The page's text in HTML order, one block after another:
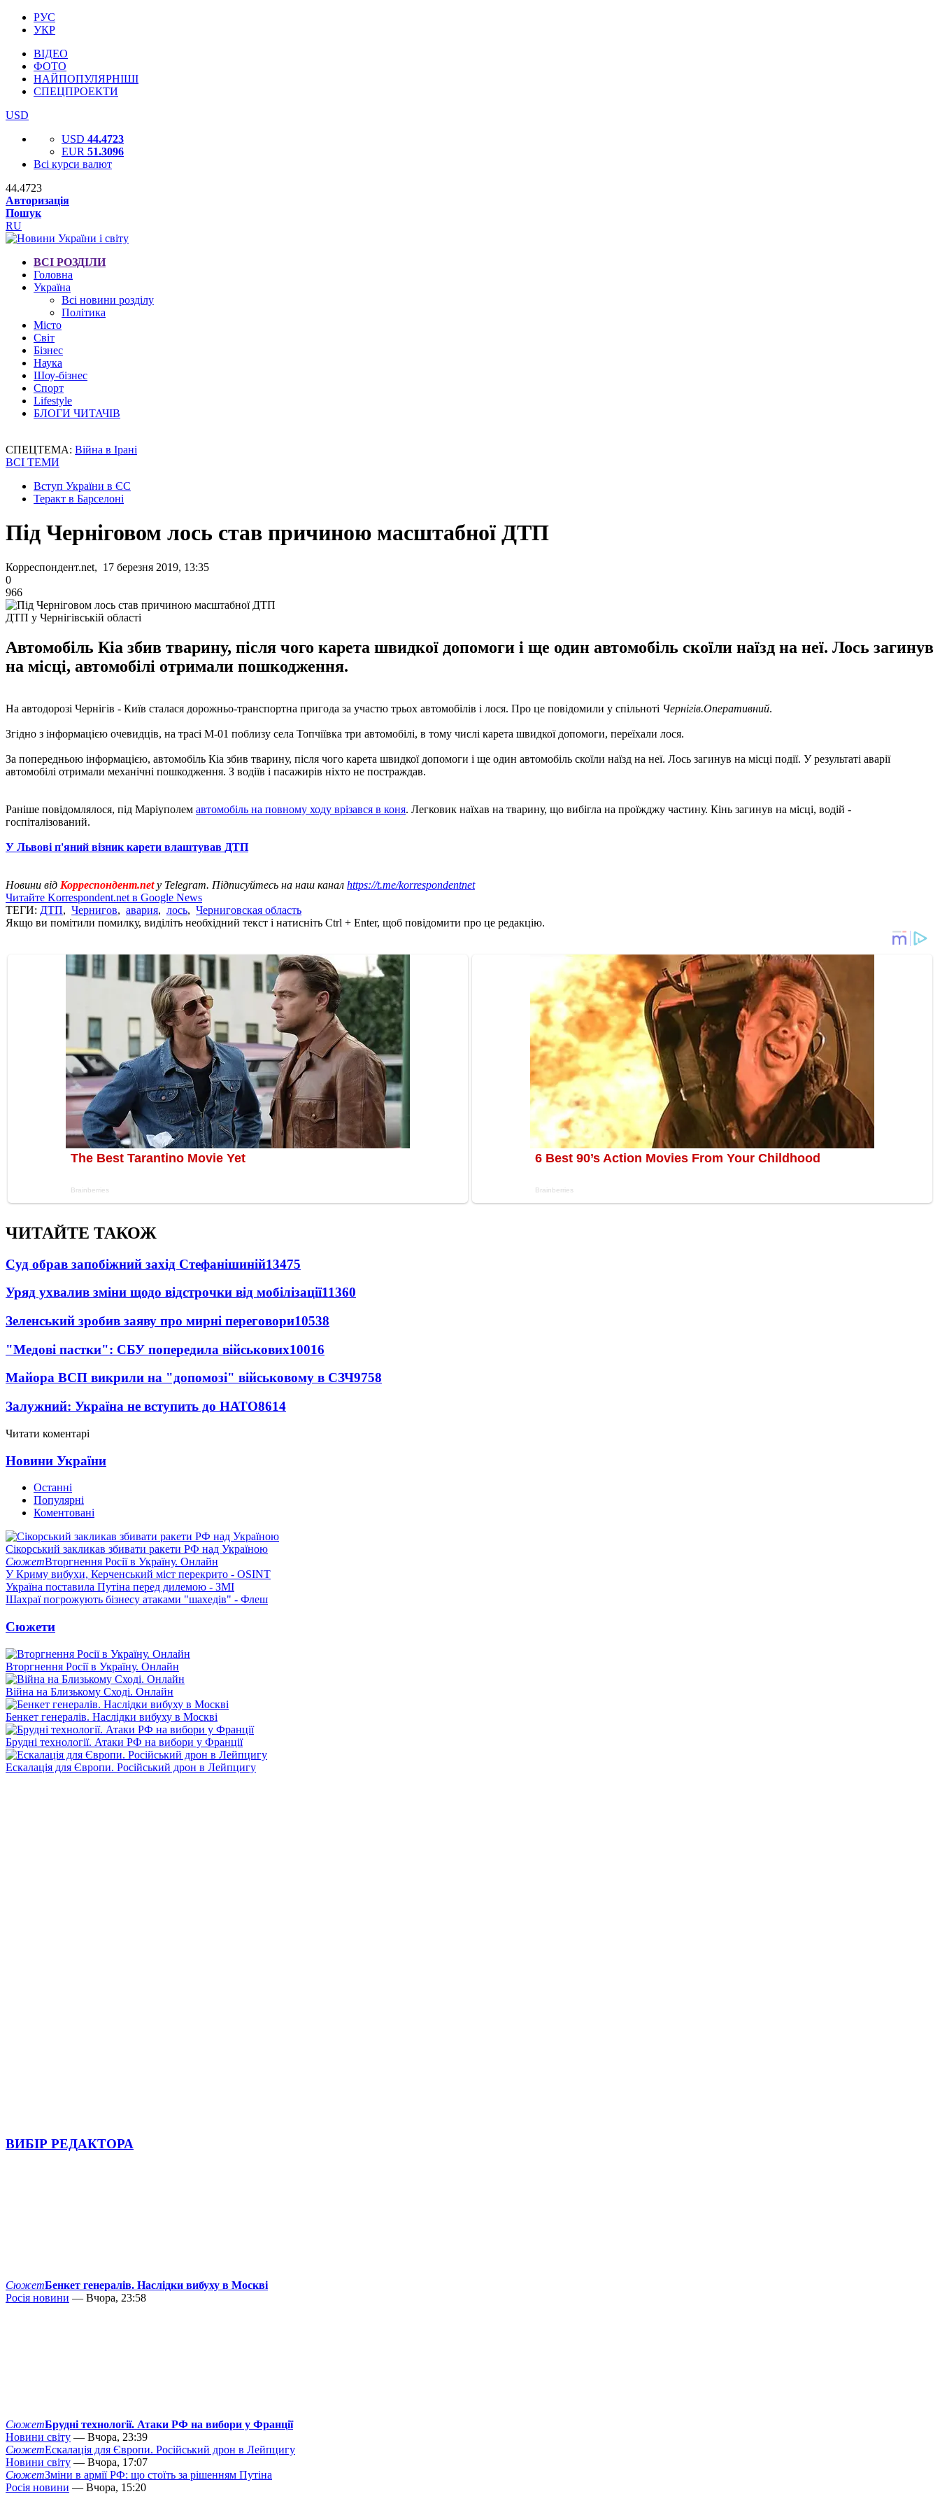
РУС
УКР
ВІДЕО
ФОТО
НАЙПОПУЛЯРНІШІ
СПЕЦПРОЕКТИ
USD
USD 44.4723
EUR 51.3096
Всі курси валют
44.4723
Авторизація
Пошук
RU
ВСІ РОЗДІЛИ
Головна
Україна
Всі новини розділу
Політика
Місто
Світ
Бізнес
Наука
Шоу-бізнес
Спорт
Lifestyle
БЛОГИ ЧИТАЧІВ
СПЕЦТЕМА: Війна в Ірані
ВСІ ТЕМИ
Вступ України в ЄС
Теракт в Барселоні
Під Черніговом лось став причиною масштабної ДТП
Корреспондент.net, 17 березня 2019, 13:35
0
966
ДТП у Чернігівській області
Автомобіль Кіа збив тварину, після чого карета швидкої допомоги і ще один автомобіль скоїли наїзд на неї. Лось загинув
на місці, автомобілі отримали пошкодження.
На автодорозі Чернігів - Київ сталася дорожньо-транспортна пригода за участю трьох автомобілів і лося. Про це повідомили у спільноті Чернігів.Оперативний.
Згідно з інформацією очевидців, на трасі М-01 поблизу села Топчіївка три автомобілі, в тому числі карета швидкої допомоги, переїхали лося.
За попередньою інформацією, автомобіль Кіа збив тварину, після чого карета швидкої допомоги і ще один автомобіль скоїли наїзд на неї. Лось загинув на місці події. У результаті аварії
автомобілі отримали механічні пошкодження. З водіїв і пасажирів ніхто не постраждав.
Раніше повідомлялося, під Маріуполем автомобіль на повному ходу врізався в коня. Легковик наїхав на тварину, що вибігла на проїжджу частину. Кінь загинув на місці, водій -
госпіталізований.
У Львові п'яний візник карети влаштував ДТП
Новини від Корреспондент.netу Telegram. Підписуйтесь на наш канал https://t.me/korrespondentnet
Читайте Korrespondent.net в Google News
ТЕГИ: ДТП, Чернигов, авария, лось, Черниговская область
Якщо ви помітили помилку, виділіть необхідний текст і натисніть Ctrl + Enter, щоб повідомити про це редакцію.
ЧИТАЙТЕ ТАКОЖ
Суд обрав запобіжний захід Стефанішиній13475
Уряд ухвалив зміни щодо відстрочки від мобілізації11360
Зеленський зробив заяву про мирні переговори10538
"Медові пастки": СБУ попередила військових10016
Майора ВСП викрили на "допомозі" військовому в СЗЧ9758
Залужний: Україна не вступить до НАТО8614
Читати коментарі
Новини України
Останні
Популярні
Коментовані
Сікорський закликав збивати ракети РФ над Україною
СюжетВторгнення Росії в Україну. Онлайн
У Криму вибухи, Керченський міст перекрито - OSINT
Україна поставила Путіна перед дилемою - ЗМІ
Шахраї погрожують бізнесу атаками "шахедів" - Флеш
Сюжети
Вторгнення Росії в Україну. Онлайн
Війна на Близькому Сході. Онлайн
Бенкет генералів. Наслідки вибуху в Москві
Брудні технології. Атаки РФ на вибори у Франції
Ескалація для Європи. Російський дрон в Лейпцигу
ВИБІР РЕДАКТОРА
СюжетБенкет генералів. Наслідки вибуху в Москві
Росія новини — Вчора, 23:58
СюжетБрудні технології. Атаки РФ на вибори у Франції
Новини світу — Вчора, 23:39
СюжетЕскалація для Європи. Російський дрон в Лейпцигу
Новини світу — Вчора, 17:07
СюжетЗміни в армії РФ: що стоїть за рішенням Путіна
Росія новини — Вчора, 15:20